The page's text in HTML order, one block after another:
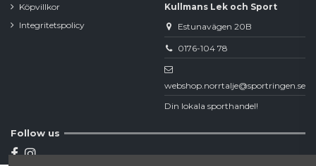
Köpvillkor
Integritetspolicy
Kullmans Lek och Sport
Estunavägen 20B
0176-104 78
webshop.norrtalje@sportringen.se
Din lokala sporthandel!
Follow us